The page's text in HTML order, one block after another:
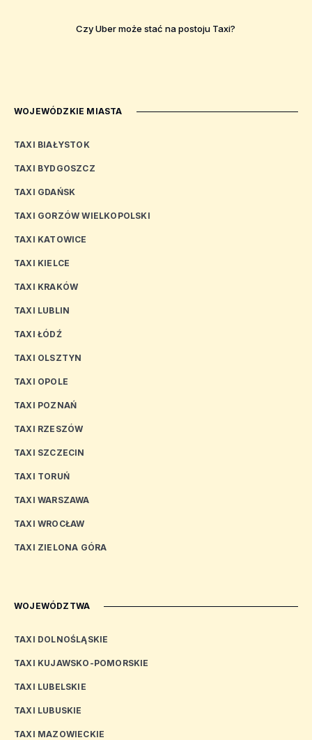
Czy Uber może stać na postoju Taxi?
WOJEWÓDZKIE MIASTA
TAXI BIAŁYSTOK
TAXI BYDGOSZCZ
TAXI GDAŃSK
TAXI GORZÓW WIELKOPOLSKI
TAXI KATOWICE
TAXI KIELCE
TAXI KRAKÓW
TAXI LUBLIN
TAXI ŁÓDŹ
TAXI OLSZTYN
TAXI OPOLE
TAXI POZNAŃ
TAXI RZESZÓW
TAXI SZCZECIN
TAXI TORUŃ
TAXI WARSZAWA
TAXI WROCŁAW
TAXI ZIELONA GÓRA
WOJEWÓDZTWA
TAXI DOLNOŚLĄSKIE
TAXI KUJAWSKO-POMORSKIE
TAXI LUBELSKIE
TAXI LUBUSKIE
TAXI MAZOWIECKIE